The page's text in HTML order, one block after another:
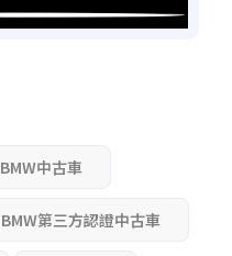
BMW中古車
BMW第三方認證中古車